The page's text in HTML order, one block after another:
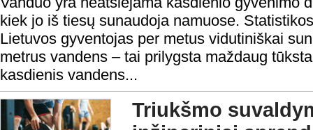
kiek jo iš tiesų sunaudoja namuose.
Lietuvos gyventojas per metus vidutiniškai
metrus vandens – tai prilygsta maždaug
kasdienis vandens...
Triukšmo